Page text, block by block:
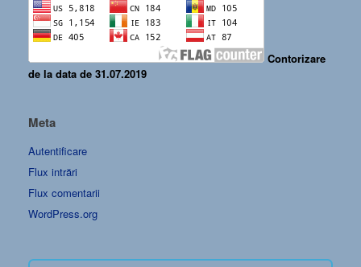
Contorizare
de la data de 31.07.2019
Meta
Autentificare
Flux intrări
Flux comentarii
WordPress.org